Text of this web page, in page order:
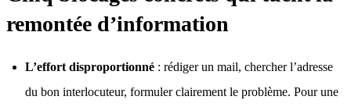
remontée d’information
L’effort disproportionné : rédiger un mail, chercher l’adresse
du bon interlocuteur, formuler clairement le problème. Pour une